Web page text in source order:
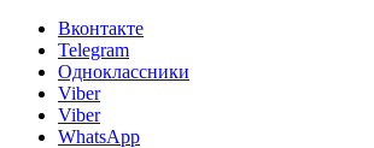
Вконтакте
Telegram
Одноклассники
Viber
Viber
WhatsApp